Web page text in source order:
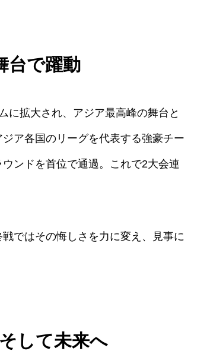
台で躍動
に拡大され、アジア最高峰の舞台と
ア各国のリーグを代表する強豪チー
ンドを首位で通過。これで2大会連
ではその悔しさを力に変え、見事に
して未来へ